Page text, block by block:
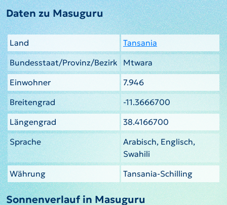
Daten zu Masuguru
Land
Tansania
Bundesstaat/Provinz/Bezirk
Mtwara
Einwohner
7.946
Breitengrad
-11.3666700
Längengrad
38.4166700
Sprache
Arabisch, Englisch,
Swahili
Währung
Tansania-Schilling
Sonnenverlauf in Masuguru